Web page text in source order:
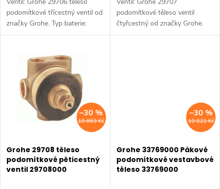
t
ů
k
t
podomítkové třícestný ventil od
značky Grohe. Typ baterie:
Koupelnová baterie,
Podomítková. Materiál: Mosaz.
Výchozí...
podomítkové těleso ventil
čtyřcestný od značky Grohe.
Typ baterie: Koupelnová baterie,
10 869 Kč
–30 %
Grohe 29708 těleso
podomítkové pěticestný
ventil 29708000
10 022 Kč
–30 %
Grohe 33769000 Pákové
podomítkové vestavbové
těleso 33769000